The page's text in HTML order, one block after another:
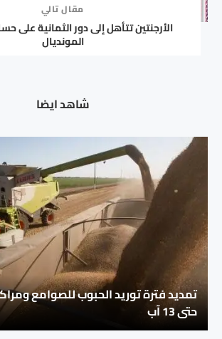
مقال تالي
الأرجنتين تتأهل إلى دور الثمانية على
المونديال
شاهد ايضا
تمديد فترة توريد الحبوب للصوامع
حتى 13 آب